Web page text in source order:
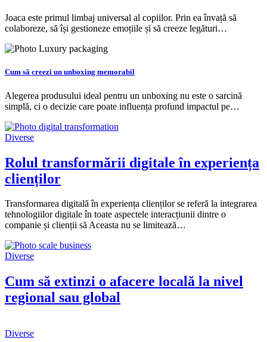
Joaca este primul limbaj universal al copiilor. Prin ea învață să
colaboreze, să își gestioneze emoțiile și să creeze legături…
Cum să creezi un unboxing memorabil
Alegerea produsului ideal pentru un unboxing nu este o sarcină
simplă, ci o decizie care poate influența profund impactul pe…
Diverse
Rolul transformării digitale în experiența
clienților
Transformarea digitală în experiența clienților se referă la integrarea
tehnologiilor digitale în toate aspectele interacțiunii dintre o
companie și clienții să Aceasta nu se limitează…
Diverse
Cum să extinzi o afacere locală la nivel
regional sau global
Diverse